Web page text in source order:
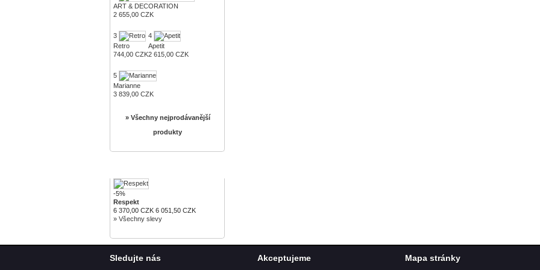
ART & DECORATION
2 655,00 CZK
3
Retro
744,00 CZK
4
Apetit
2 615,00 CZK
5
Marianne
3 839,00 CZK
» Všechny nejprodávanější
produkty
-5%
Respekt
6 370,00 CZK 6 051,50 CZK
» Všechny slevy
Sledujte nás Akceptujeme Mapa stránky